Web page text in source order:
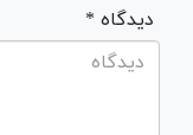
* دیدگاه